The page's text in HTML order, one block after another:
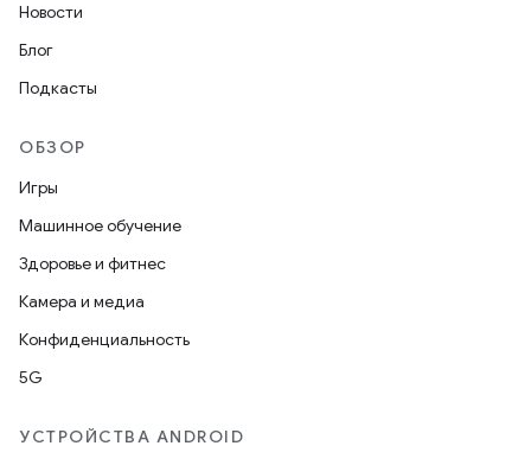
Новости
Блог
Подкасты
ОБЗОР
Игры
Машинное обучение
Здоровье и фитнес
Камера и медиа
Конфиденциальность
5G
УСТРОЙСТВА ANDROID